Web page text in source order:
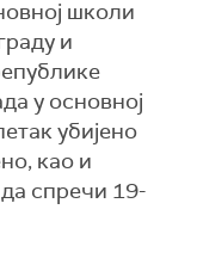
школи
и
у основној
убијено
као и
спречи 19-